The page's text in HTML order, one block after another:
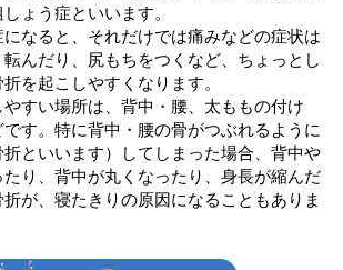
ょう症といいます。
なると、それだけでは痛みなどの症状は
んだり、尻もちをつくなど、ちょっとし
を起こしやすくなります。
すい場所は、背中・腰、太ももの付け
す。特に背中・腰の骨がつぶれるように
といいます）してしまった場合、背中や
たり、背中が丸くなったり、身長が縮んだ
折が、寝たきりの原因になることもありま